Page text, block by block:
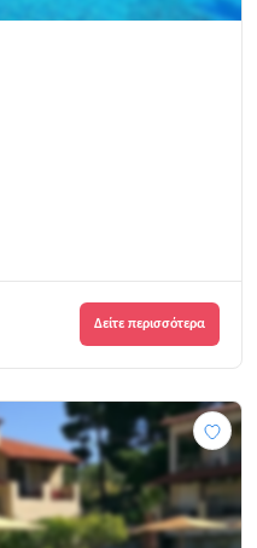
Δείτε περισσότερα